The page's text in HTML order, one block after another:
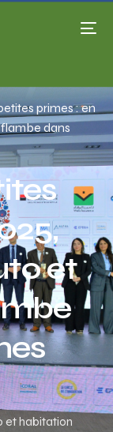
primes : en
dans
et
et habitation